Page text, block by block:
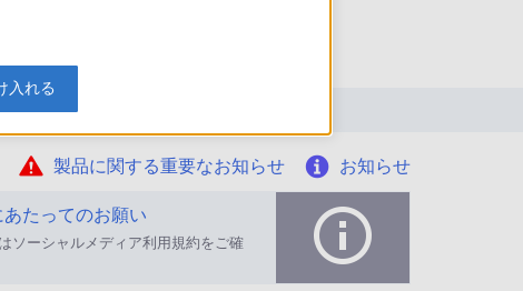
製品に関する重要なお知らせ お知らせ
たってのお願い
ソーシャルメディア利用規約をご確
入れる